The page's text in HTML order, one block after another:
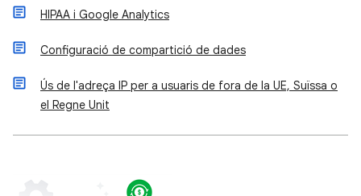
HIPAA i Google Analytics
Configuració de compartició de dades
Ús de l'adreça IP per a usuaris de fora de la UE, Suïssa o
el Regne Unit